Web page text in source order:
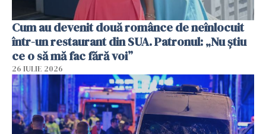
Cum au devenit două românce de neînlocuit
într-un restaurant din SUA. Patronul: „Nu știu
ce o să mă fac fără voi”
26 IULIE 2026